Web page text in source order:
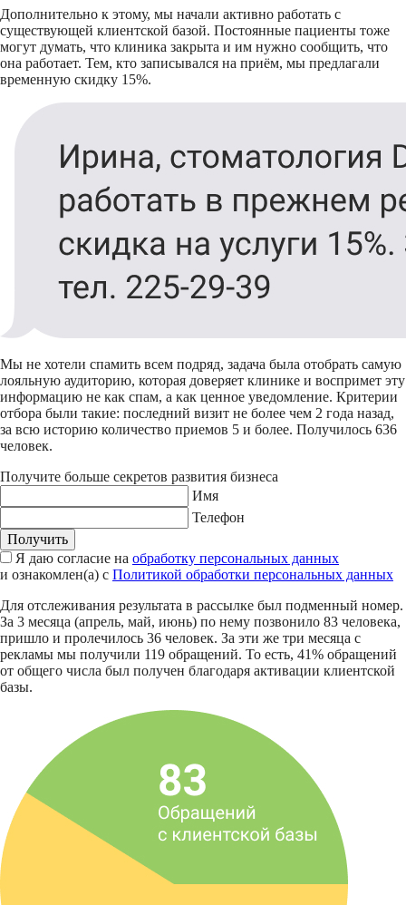
Дополнительно к этому, мы начали активно работать с
существующей клиентской базой. Постоянные пациенты тоже
могут думать, что клиника закрыта и им нужно сообщить, что
она работает. Тем, кто записывался на приём, мы предлагали
временную скидку 15%.
Мы не хотели спамить всем подряд, задача была отобрать самую
лояльную аудиторию, которая доверяет клинике и воспримет эту
информацию не как спам, а как ценное уведомление. Критерии
отбора были такие: последний визит не более чем 2 года назад,
за всю историю количество приемов 5 и более. Получилось 636
человек.
Получите больше секретов развития бизнеса
Имя
Телефон
Получить
Я даю согласие на обработку персональных данных
и ознакомлен(а) с Политикой обработки персональных данных
Для отслеживания результата в рассылке был подменный номер.
За 3 месяца (апрель, май, июнь) по нему позвонило 83 человека,
пришло и пролечилось 36 человек. За эти же три месяца с
рекламы мы получили 119 обращений. То есть, 41% обращений
от общего числа был получен благодаря активации клиентской
базы.